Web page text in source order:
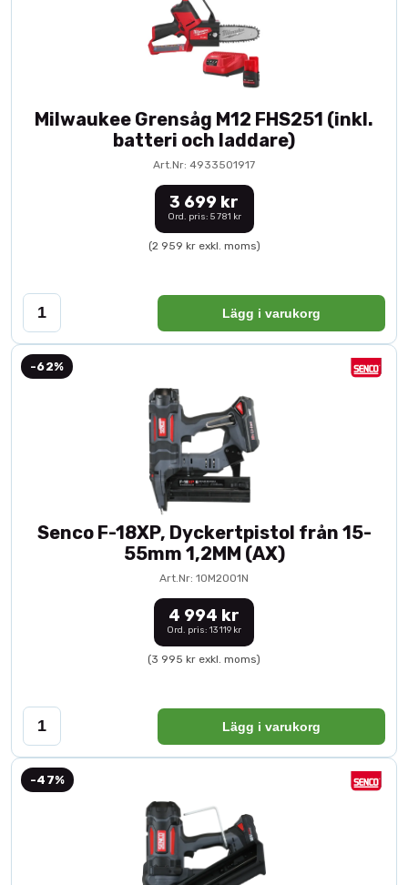
Milwaukee Grensåg M12 FHS251 (inkl.
batteri och laddare)
Art.Nr: 4933501917
3 699 kr
Ord. pris: 5 781 kr
(2 959 kr exkl. moms)
Lägg i varukorg
-62%
Senco F-18XP, Dyckertpistol från 15-
55mm 1,2MM (AX)
Art.Nr: 10M2001N
4 994 kr
Ord. pris: 13 119 kr
(3 995 kr exkl. moms)
Lägg i varukorg
-47%